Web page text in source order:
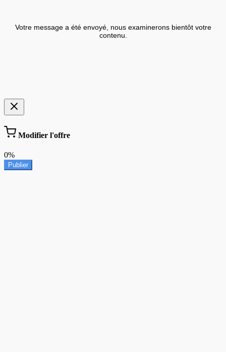
Votre message a été envoyé, nous examinerons bientôt votre
contenu.
Modifier l'offre
0%
Publier